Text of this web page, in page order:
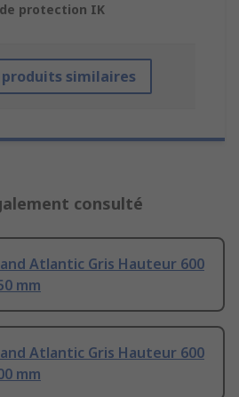
protection IK
produits similaires
consulté
Atlantic Gris Hauteur 600
mm
Atlantic Gris Hauteur 600
mm